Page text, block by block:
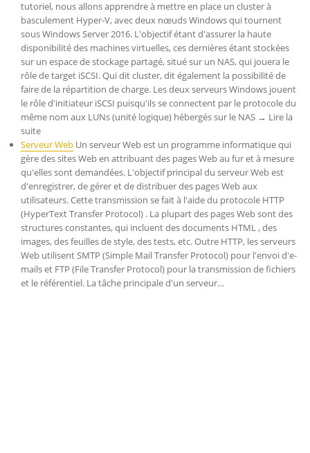
tutoriel, nous allons apprendre à mettre en place un cluster à
basculement Hyper-V, avec deux nœuds Windows qui tournent
sous Windows Server 2016. L'objectif étant d'assurer la haute
disponibilité des machines virtuelles, ces dernières étant stockées
sur un espace de stockage partagé, situé sur un NAS, qui jouera le
rôle de target iSCSI. Qui dit cluster, dit également la possibilité de
faire de la répartition de charge. Les deux serveurs Windows jouent
le rôle d'initiateur iSCSI puisqu'ils se connectent par le protocole du
même nom aux LUNs (unité logique) hébergés sur le NAS → Lire la
suite
Serveur Web Un serveur Web est un programme informatique qui
gère des sites Web en attribuant des pages Web au fur et à mesure
qu'elles sont demandées. L'objectif principal du serveur Web est
d'enregistrer, de gérer et de distribuer des pages Web aux
utilisateurs. Cette transmission se fait à l'aide du protocole HTTP
(HyperText Transfer Protocol) . La plupart des pages Web sont des
structures constantes, qui incluent des documents HTML , des
images, des feuilles de style, des tests, etc. Outre HTTP, les serveurs
Web utilisent SMTP (Simple Mail Transfer Protocol) pour l'envoi d'e-
mails et FTP (File Transfer Protocol) pour la transmission de fichiers
et le référentiel. La tâche principale d'un serveur…